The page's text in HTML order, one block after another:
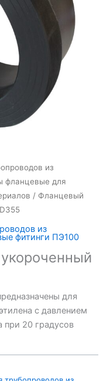
из
фланцевые для
/ Фланцевый
из
фитинги ПЭ100
для
с давлением
при 20 градусов